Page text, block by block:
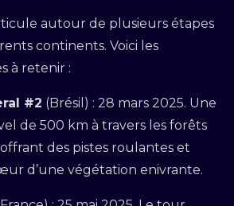
autour de plusieurs étapes
continents. Voici les
à retenir :
#2 (Brésil) : 28 mars 2025. Une
de 500 km à travers les forêts
offrant des pistes roulantes et
d’une végétation enivrante.